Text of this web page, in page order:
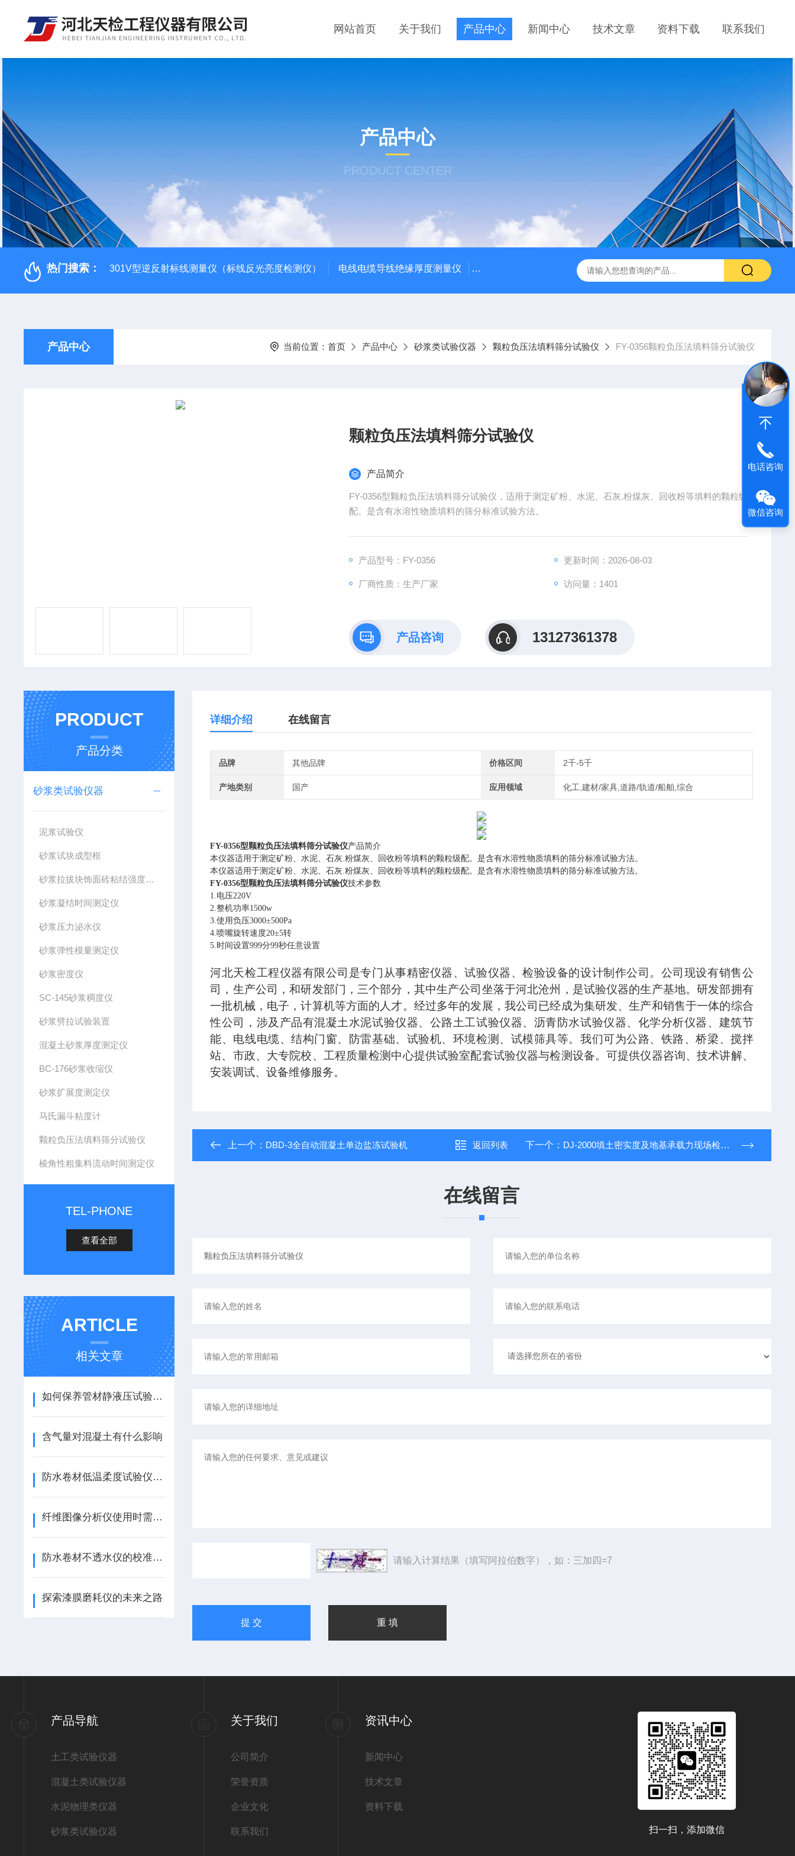
网站首页 关于我们 产品中心 新闻中心 技术文章 资料下载 联系我们
产品中心
PRODUCT CENTER
热门搜索： 301V型逆反射标线测量仪（标线反光亮度检测仪） 电线电缆导线绝缘厚度测量仪 陶瓷砖真空吸水率测定仪 CLD型混凝土全自动低温慢速冻融试验机
产品中心 当前位置： 首页 产品中心 砂浆类试验仪器 颗粒负压法填料筛分试验仪 FY-0356颗粒负压法填料筛分试验仪
颗粒负压法填料筛分试验仪
产品简介
FY-0356型颗粒负压法填料筛分试验仪，适用于测定矿粉、水泥、石灰.粉煤灰、回收粉等填料的颗粒级
配。是含有水溶性物质填料的筛分标准试验方法。
产品型号：FY-0356 更新时间：2026-08-03
厂商性质：生产厂家 访问量：1401
产品咨询 13127361378
PRODUCT
产品分类
砂浆类试验仪器
泥浆试验仪
砂浆试块成型框
砂浆拉拔块饰面砖粘结强度拉拔头
砂浆凝结时间测定仪
砂浆压力泌水仪
砂浆弹性模量测定仪
砂浆密度仪
SC-145砂浆稠度仪
砂浆劈拉试验装置
混凝土砂浆厚度测定仪
BC-176砂浆收缩仪
砂浆扩展度测定仪
马氏漏斗粘度计
颗粒负压法填料筛分试验仪
棱角性粗集料流动时间测定仪
TEL-PHONE
查看全部
ARTICLE
相关文章
如何保养管材静液压试验机很重要，看看如何维护
含气量对混凝土有什么影响
防水卷材低温柔度试验仪的步骤及规程
纤维图像分析仪使用时需要注意什么呢
防水卷材不透水仪的校准方法有几种
探索漆膜磨耗仪的未来之路
详细介绍 在线留言
品牌 其他品牌 价格区间 2千-5千
产地类别 国产 应用领域 化工,建材/家具,道路/轨道/船舶,综合
FY-0356型颗粒负压法填料筛分试验仪产品简介
本仪器适用于测定矿粉、水泥、石灰.粉煤灰、回收粉等填料的颗粒级配。是含有水溶性物质填料的筛分标准试验方法。
本仪器适用于测定矿粉、水泥、石灰.粉煤灰、回收粉等填料的颗粒级配。是含有水溶性物质填料的筛分标准试验方法。
FY-0356型颗粒负压法填料筛分试验仪技术参数
1.电压220V
2.整机功率1500w
3.使用负压3000±500Pa
4.喷嘴旋转速度20±5转
5.时间设置999分99秒任意设置
河北天检工程仪器有限公司是专门从事精密仪器、试验仪器、检验设备的设计制作公司。公司现设有销售公
司，生产公司，和研发部门，三个部分，其中生产公司坐落于河北沧州，是试验仪器的生产基地。研发部拥有
一批机械，电子，计算机等方面的人才。经过多年的发展，我公司已经成为集研发、生产和销售于一体的综合
性公司，涉及产品有混凝土水泥试验仪器、公路土工试验仪器、沥青防水试验仪器、化学分析仪器、建筑节
能、电线电缆、结构门窗、防雷基础、试验机、环境检测、试模筛具等。我们可为公路、铁路、桥梁、搅拌
站、市政、大专院校、工程质量检测中心提供试验室配套试验仪器与检测设备。可提供仪器咨询、技术讲解、
安装调试、设备维修服务。
上一个： DBD-3全自动混凝土单边盐冻试验机 返回列表 下一个： DJ-2000填土密实度及地基承载力现场检测仪
在线留言
请输入计算结果（填写阿拉伯数字），如：三加四=7
产品导航
土工类试验仪器
混凝土类试验仪器
水泥物理类仪器
砂浆类试验仪器
关于我们
公司简介
荣誉资质
企业文化
联系我们
资讯中心
新闻中心
技术文章
资料下载
扫一扫，添加微信
电话咨询
微信咨询